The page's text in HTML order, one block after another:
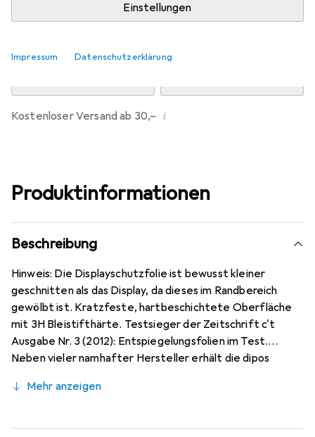
Einstellungen
Impressum Datenschutzerklärung
Kostenloser Versand ab 30,– i
Produktinformationen
Beschreibung
Hinweis: Die Displayschutzfolie ist bewusst kleiner
geschnitten als das Display, da dieses im Randbereich
gewölbt ist. Kratzfeste, hartbeschichtete Oberfläche
mit 3H Bleistifthärte. Testsieger der Zeitschrift c't
Ausgabe Nr. 3 (2012): Entspiegelungsfolien im Test.
Neben vieler namhafter Hersteller erhält die dipos
Bewertung sehr gut. Bewusst kleiner als das LG Q92 Glas,
jederzeit rückstandsfrei zu entfernen (ohne Klebstoff).
Mehr anzeigen